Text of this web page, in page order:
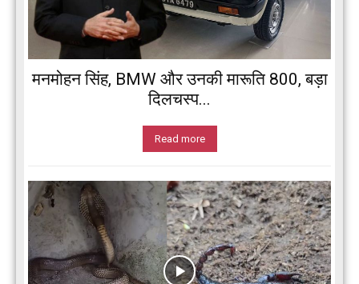
मनमोहन सिंह, BMW और उनकी मारूति 800, बड़ा
दिलचस्प...
Read more